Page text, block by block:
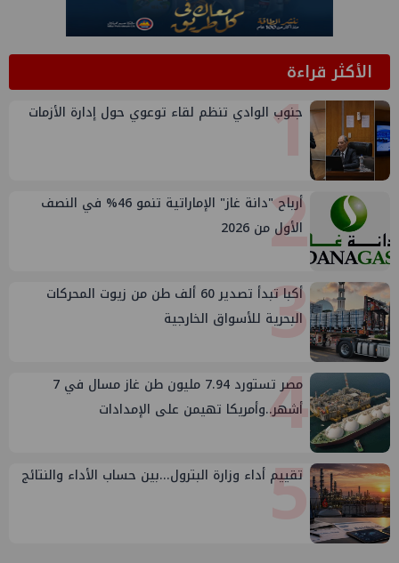
الأكثر قراءة1
جنوب الوادي تنظم لقاء توعوي حول إدارة الأزمات
2
أرباح "دانة غاز" الإماراتية تنمو 46% في النصف
الأول من 2026
3
أكبا تبدأ تصدير 60 ألف طن من زيوت المحركات
البحرية للأسواق الخارجية
4
مصر تستورد 7.94 مليون طن غاز مسال في 7
أشهر..وأمريكا تهيمن على الإمدادات
5
تقييم أداء وزارة البترول...بين حساب الأداء والنتائج